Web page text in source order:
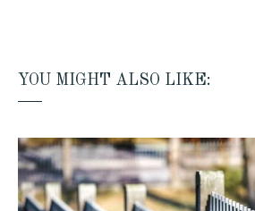
YOU MIGHT ALSO LIKE: